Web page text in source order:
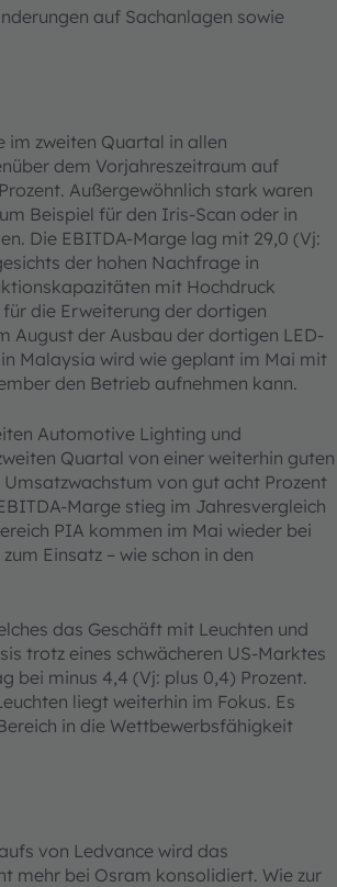
auf Sachanlagen sowie
im zweiten Quartal in allen
dem Vorjahreszeitraum auf
Außergewöhnlich stark waren
Beispiel für den Iris-Scan oder in
Die EBITDA-Marge lag mit 29,0 (Vj:
der hohen Nachfrage in
mit Hochdruck
die Erweiterung der dortigen
August der Ausbau der dortigen LED-
Malaysia wird wie geplant im Mai mit
den Betrieb aufnehmen kann.
Automotive Lighting und
Quartal von einer weiterhin guten
von gut acht Prozent
Marge stieg im Jahresvergleich
PIA kommen im Mai wieder bei
Einsatz – wie schon in den
das Geschäft mit Leuchten und
trotz eines schwächeren US-Marktes
bei minus 4,4 (Vj: plus 0,4) Prozent.
liegt weiterhin im Fokus. Es
in die Wettbewerbsfähigkeit
von Ledvance wird das
mehr bei Osram konsolidiert. Wie zur